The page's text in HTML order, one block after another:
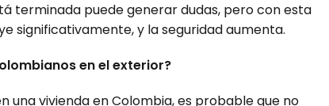
terminada puede generar dudas, pero con esta
significativamente, y la seguridad aumenta.
en el exterior?
una vivienda en Colombia, es probable que no